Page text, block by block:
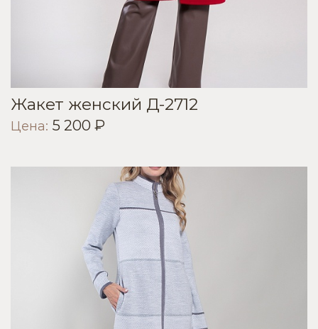
Жакет женский Д-2712
Цена: 5 200 ₽